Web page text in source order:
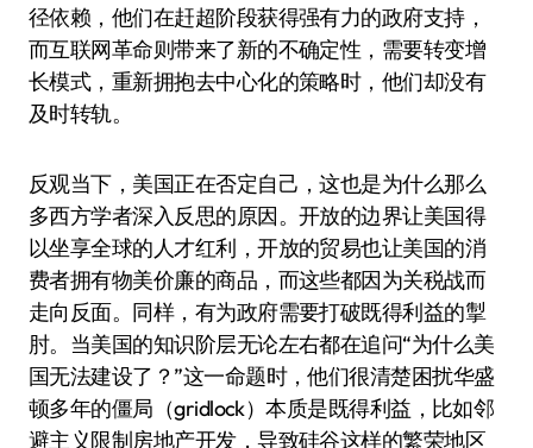
径依赖，他们在赶超阶段获得强有力的政府支持，
而互联网革命则带来了新的不确定性，需要转变增
长模式，重新拥抱去中心化的策略时，他们却没有
及时转轨。
反观当下，美国正在否定自己，这也是为什么那么
多西方学者深入反思的原因。开放的边界让美国得
以坐享全球的人才红利，开放的贸易也让美国的消
费者拥有物美价廉的商品，而这些都因为关税战而
走向反面。同样，有为政府需要打破既得利益的掣
肘。当美国的知识阶层无论左右都在追问“为什么美
国无法建设了？”这一命题时，他们很清楚困扰华盛
顿多年的僵局（gridlock）本质是既得利益，比如邻
避主义限制房地产开发，导致硅谷这样的繁荣地区